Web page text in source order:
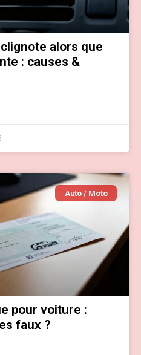
alors que
: causes &
Auto / Moto
pour voiture :
faux ?